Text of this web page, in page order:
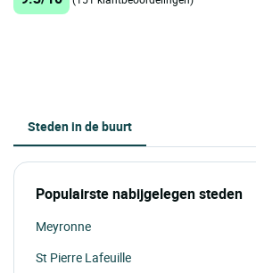
Steden in de buurt
Populairste nabijgelegen steden
Meyronne
St Pierre Lafeuille